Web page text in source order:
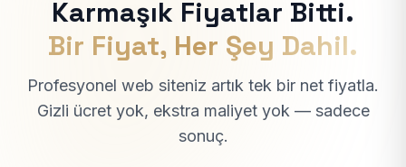
Karmaşık Fiyatlar Bitti.
Bir Fiyat, Her Şey Dahil.
Profesyonel web siteniz artık tek bir net fiyatla.
Gizli ücret yok, ekstra maliyet yok — sadece
sonuç.